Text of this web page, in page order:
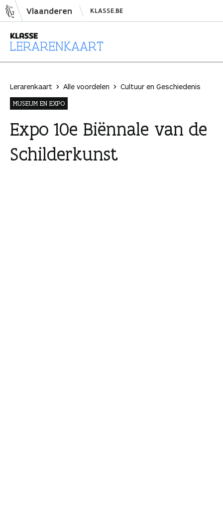
N
a
Vlaanderen KLASSE.BE
r
a
r
e
n
k
a
Lerarenkaart Alle voordelen
Cultuur en Geschiedenis
MUSEUM EN EXPO
Expo 10e Biënnale van de
Schilderkunst